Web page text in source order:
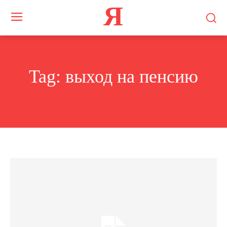
Я
Tag: выход на пенсию